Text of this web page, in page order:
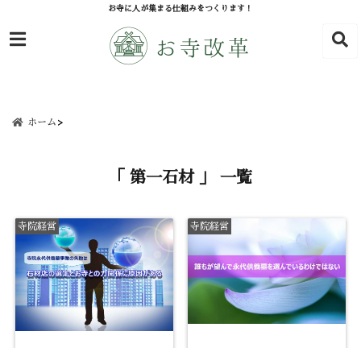
お寺に人が集まる仕組みをつくります！
ホーム
「 第一石材 」 一覧
寺院経営 寺院経営